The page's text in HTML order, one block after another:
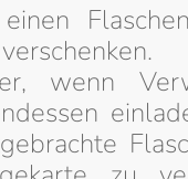
wenn